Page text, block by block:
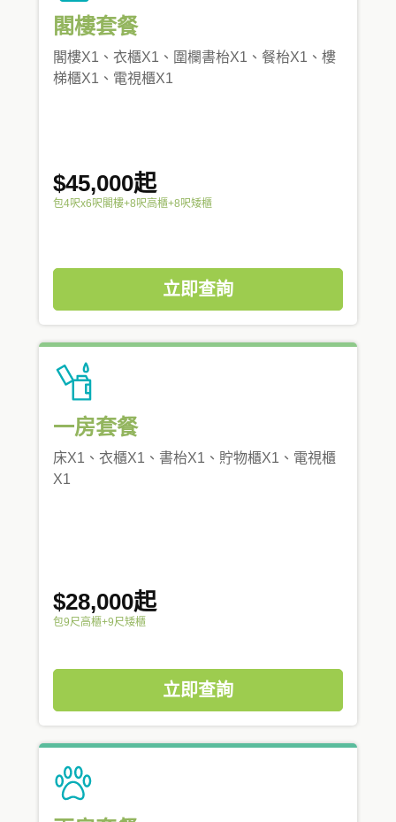
閣樓套餐
閣樓X1、衣櫃X1、圍欄書枱X1、餐枱X1、樓
梯櫃X1、電視櫃X1
$45,000起
包4呎x6呎閣樓+8呎高櫃+8呎矮櫃
立即查詢
一房套餐
床X1、衣櫃X1、書枱X1、貯物櫃X1、電視櫃
X1
$28,000起
包9尺高櫃+9尺矮櫃
立即查詢